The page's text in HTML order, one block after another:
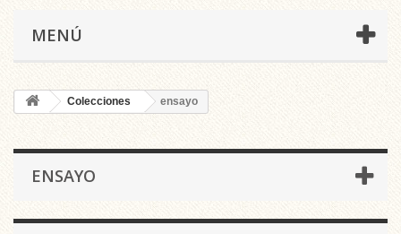
MENÚ
Colecciones ensayo
ENSAYO